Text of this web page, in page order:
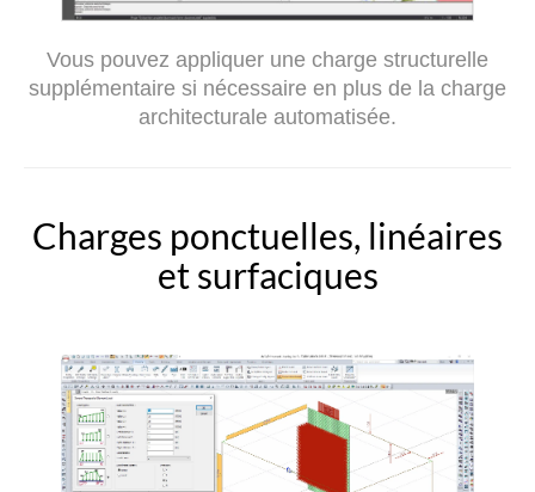
Vous pouvez appliquer une charge structurelle
supplémentaire si nécessaire en plus de la charge
architecturale automatisée.
Charges ponctuelles, linéaires
et surfaciques